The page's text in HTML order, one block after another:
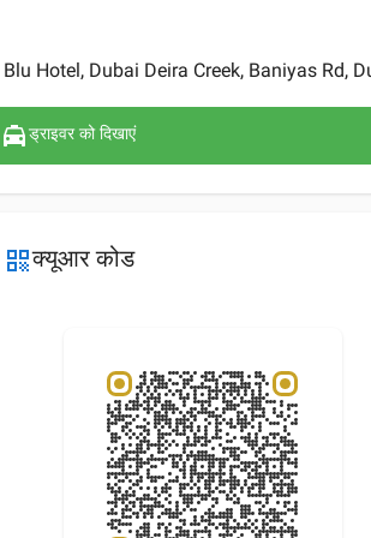
Hotel, Dubai Deira Creek, Baniyas Rd,
local_taxiड्राइवर को दिखाएं
qr_codeक्यूआर कोड